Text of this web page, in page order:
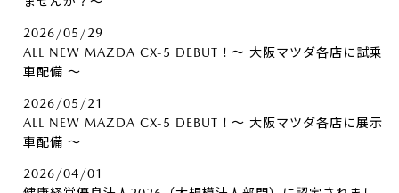
2026/05/29
ALL NEW MAZDA CX-5 DEBUT！～ 大阪マツダ各店に試乗
車配備 ～
2026/05/21
ALL NEW MAZDA CX-5 DEBUT！～ 大阪マツダ各店に展示
車配備 ～
2026/04/01